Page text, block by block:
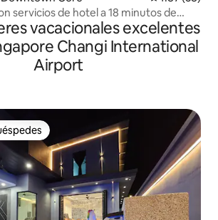
servicios de hotel a 18 minutos de
vacacionales excelentes
Changi International
Airport